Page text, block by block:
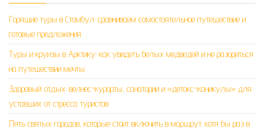
Горящие туры в Стамбул: сравниваем самостоятельное путешествие и
готовые предложения
Туры и круизы в Арктику: как увидеть белых медведей и не разориться
на путешествии мечты
Здоровый отдых: велнес-курорты, санатории и «детокс-каникулы» для
уставших от стресса туристов
Пять святых городов, которые стоит включить в маршрут хотя бы раз в